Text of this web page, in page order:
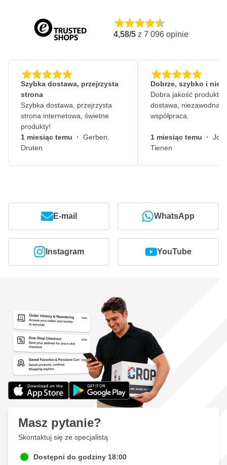
4,58/5 z 7 096 opinie
Szybka dostawa, przejrzysta
strona
Szybka dostawa, przejrzysta
strona internetowa, świetne
produkty!
1 miesiąc temu · Gerben,
Druten
Dobrze, szybko i
Dobra jakość
dostawa, niezawodna
współpraca.
1 miesiąc temu ·
Tienen
E-mail WhatsApp
Instagram YouTube
Masz pytanie?
Skontaktuj się ze specjalistą
Dostępni do godziny 18:00